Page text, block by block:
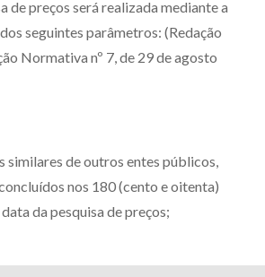
Zênite Online
Eventos presenciais
Receba por RSS
Sete de Setembro, 4698
de preços será realizada mediante a
seguintes parâmetros: (Redação
Normativa nº 7, de 29 de agosto
similares de outros entes públicos,
nos 180 (cento e oitenta)
da pesquisa de preços;